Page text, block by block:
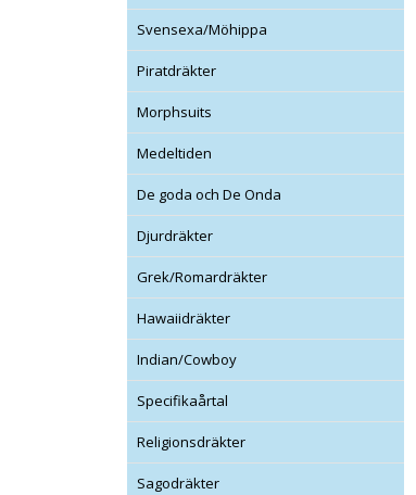
Svensexa/Möhippa
Piratdräkter
Morphsuits
Medeltiden
De goda och De Onda
Djurdräkter
Grek/Romardräkter
Hawaiidräkter
Indian/Cowboy
Specifikaårtal
Religionsdräkter
Sagodräkter